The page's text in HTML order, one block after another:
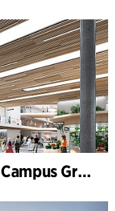
LMU Universitetshospital Campus Grosshadern